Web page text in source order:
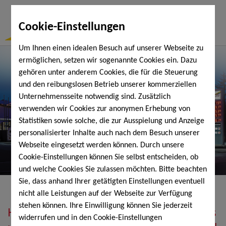
Cookie-Einstellungen
Um Ihnen einen idealen Besuch auf unserer Webseite zu
ermöglichen, setzen wir sogenannte Cookies ein. Dazu
gehören unter anderem Cookies, die für die Steuerung
und den reibungslosen Betrieb unserer kommerziellen
Unternehmensseite notwendig sind. Zusätzlich
verwenden wir Cookies zur anonymen Erhebung von
Statistiken sowie solche, die zur Ausspielung und Anzeige
personalisierter Inhalte auch nach dem Besuch unserer
Webseite eingesetzt werden können. Durch unsere
Cookie-Einstellungen können Sie selbst entscheiden, ob
und welche Cookies Sie zulassen möchten. Bitte beachten
Sie, dass anhand Ihrer getätigten Einstellungen eventuell
nicht alle Leistungen auf der Webseite zur Verfügung
stehen können. Ihre Einwilligung können Sie jederzeit
widerrufen und in den Cookie-Einstellungen
Heizöl, Diesel, Schmierstoffe, Holzpellets